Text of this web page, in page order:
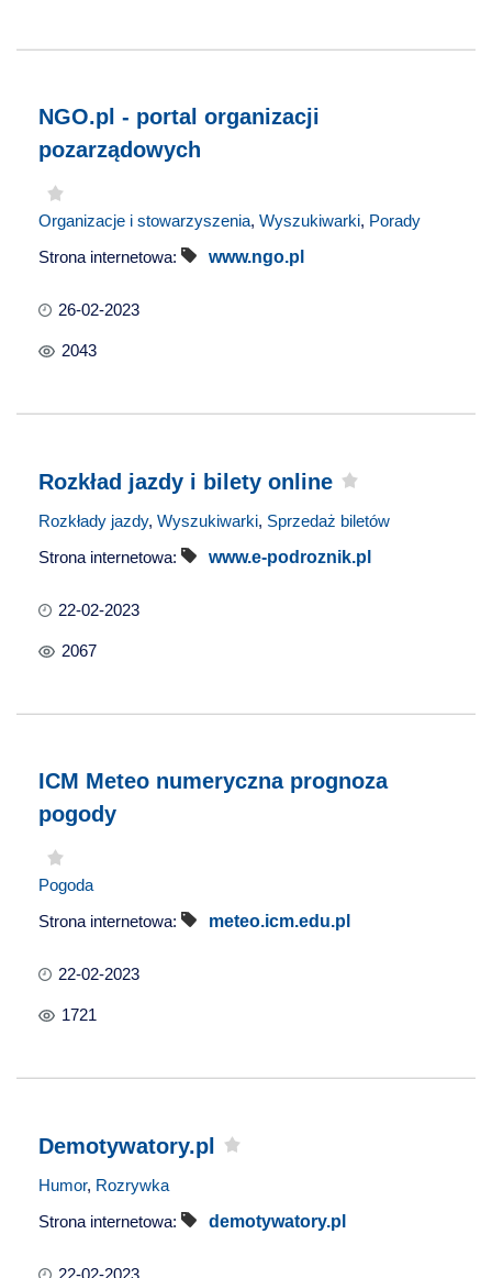
NGO.pl - portal organizacji
pozarządowych
Organizacje i stowarzyszenia, Wyszukiwarki, Porady
Strona internetowa:
www.ngo.pl
26-02-2023
2043
Rozkład jazdy i bilety online
Rozkłady jazdy, Wyszukiwarki, Sprzedaż biletów
Strona internetowa:
www.e-podroznik.pl
22-02-2023
2067
ICM Meteo numeryczna prognoza
pogody
Pogoda
Strona internetowa:
meteo.icm.edu.pl
22-02-2023
1721
Demotywatory.pl
Humor, Rozrywka
Strona internetowa:
demotywatory.pl
22-02-2023